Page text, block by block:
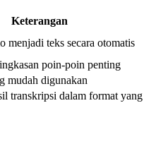
Keterangan
menjadi teks secara otomatis
poin-poin penting
mudah digunakan
transkripsi dalam format yang